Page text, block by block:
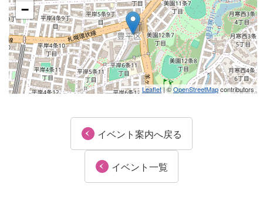
−
Leaflet| ©OpenStreetMapcontributors
イベント案内へ戻る
イベント一覧